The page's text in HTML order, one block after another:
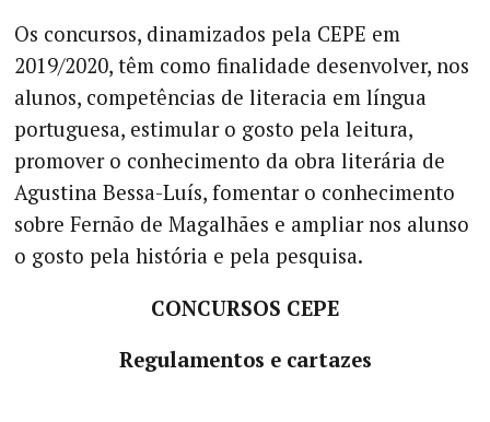
Os concursos, dinamizados pela CEPE em
2019/2020, têm como finalidade desenvolver, nos
alunos, competências de literacia em língua
portuguesa, estimular o gosto pela leitura,
promover o conhecimento da obra literária de
Agustina Bessa-Luís, fomentar o conhecimento
sobre Fernão de Magalhães e ampliar nos alunso
o gosto pela história e pela pesquisa.
CONCURSOS CEPE
Regulamentos e cartazes